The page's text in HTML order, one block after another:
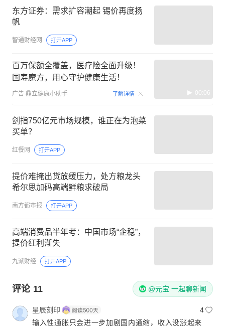
东方证券：需求扩容潮起 锡价再度扬
帆
智通财经网 打开APP
百万保额全覆盖，医疗险全面升级！
国寿魔方，用心守护健康生活！
广告 鼎立健康小助手 了解详情 00:06
剑指750亿元市场规模，谁正在为泡菜
买单？
红餐网 打开APP
提价难掩出货放缓压力，处方粮龙头
希尔思加码高端鲜粮求破局
南方都市报 打开APP
高端消费品半年考：中国市场“企稳”，
提价红利渐失
九派财经 打开APP
评论 11 @元宝 一起聊新闻
星辰刻印
4
输入性通胀只会进一步加剧国内通缩，收入没涨起来